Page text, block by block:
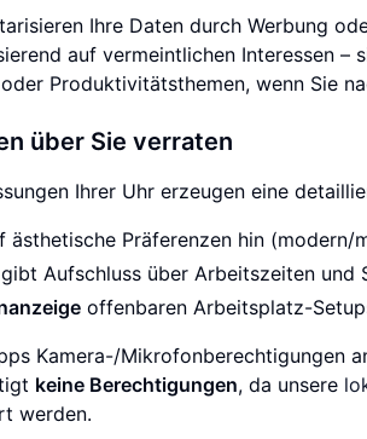
Ihre Daten durch Werbung
auf vermeintlichen Interessen –
Produktivitätsthemen, wenn Sie
über Sie verraten
Ihrer Uhr erzeugen eine
ästhetische Präferenzen hin
gibt Aufschluss über Arbeitszeiten und
offenbaren Arbeitsplatz-
Kamera-/Mikrofonberechtigungen
keine Berechtigungen, da unsere
werden.